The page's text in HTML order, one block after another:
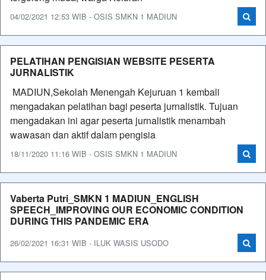
04/02/2021 12:53 WIB - OSIS SMKN 1 MADIUN
PELATIHAN PENGISIAN WEBSITE PESERTA
JURNALISTIK
MADIUN,Sekolah Menengah Kejuruan 1 kembali
mengadakan pelatihan bagi peserta jurnalistik. Tujuan
mengadakan ini agar peserta jurnalistik menambah
wawasan dan aktif dalam pengisia
18/11/2020 11:16 WIB - OSIS SMKN 1 MADIUN
Vaberta Putri_SMKN 1 MADIUN_ENGLISH
SPEECH_IMPROVING OUR ECONOMIC CONDITION
DURING THIS PANDEMIC ERA
26/02/2021 16:31 WIB - ILUK WASIS USODO